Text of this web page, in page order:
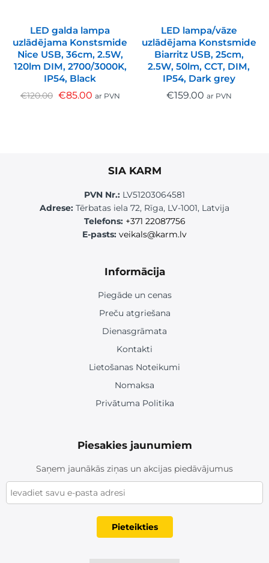
LED galda lampa
uzlādējama Konstsmide
Nice USB, 36cm, 2.5W,
120lm DIM, 2700/3000K,
IP54, Black
€120.00 €85.00 ar PVN
LED lampa/vāze
uzlādējama Konstsmide
Biarritz USB, 25cm,
2.5W, 50lm, CCT, DIM,
IP54, Dark grey
€159.00 ar PVN
SIA KARM
PVN Nr.: LV51203064581
Adrese: Tērbatas iela 72, Rīga, LV-1001, Latvija
Telefons: +371 22087756
E-pasts: veikals@karm.lv
Informācija
Piegāde un cenas
Preču atgriešana
Dienasgrāmata
Kontakti
Lietošanas Noteikumi
Nomaksa
Privātuma Politika
Piesakies jaunumiem
Saņem jaunākās ziņas un akcijas piedāvājumus
Pieteikties